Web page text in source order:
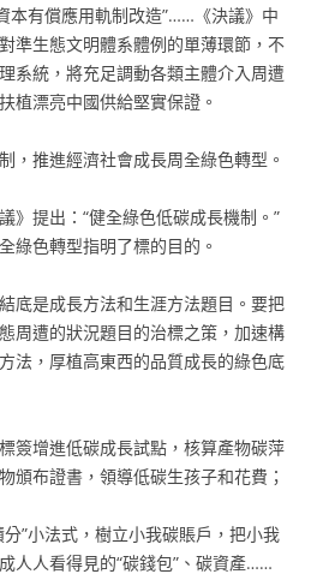
本有償應用軌制改造”……《決議》中
準生態文明體系體例的單薄環節，不
系統，將充足調動各類主體介入周遭
植漂亮中國供給堅實保證。
推進經濟社會成長周全綠色轉型。
》提出：“健全綠色低碳成長機制。”
綠色轉型指明了標的目的。
底是成長方法和生涯方法題目。要把
周遭的狀況題目的治標之策，加速構
法，厚植高東西的品質成長的綠色底
簽增進低碳成長試點，核算產物碳萍
頒布證書，領導低碳生孩子和花費；
”小法式，樹立小我碳賬戶，把小我
人人看得見的“碳錢包”、碳資產……